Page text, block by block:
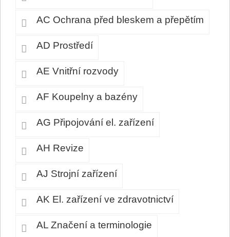
AC Ochrana před bleskem a přepětím
AD Prostředí
AE Vnitřní rozvody
AF Koupelny a bazény
AG Připojování el. zařízení
AH Revize
AJ Strojní zařízení
AK El. zařízení ve zdravotnictví
AL Značení a terminologie